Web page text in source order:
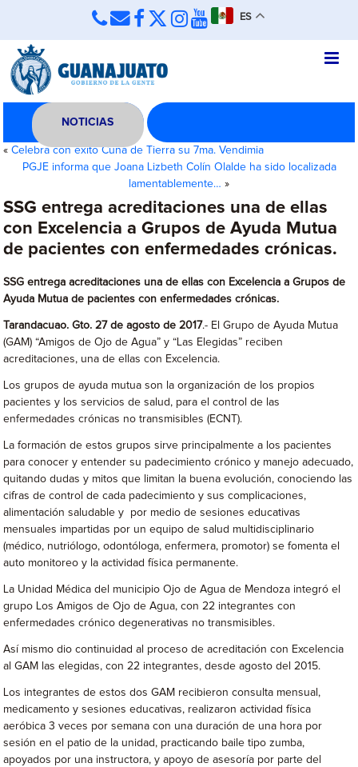
ES
NOTICIAS
«Celebra con éxito Cuna de Tierra su 7ma. Vendimia
PGJE informa que Joana Lizbeth Colín Olalde ha sido localizada
lamentablemente… »
SSG entrega acreditaciones una de ellas
con Excelencia a Grupos de Ayuda Mutua
de pacientes con enfermedades crónicas.
SSG entrega acreditaciones una de ellas con Excelencia a Grupos de
Ayuda Mutua de pacientes con enfermedades crónicas.
Tarandacuao. Gto. 27 de agosto de 2017.- El Grupo de Ayuda Mutua
(GAM) “Amigos de Ojo de Agua” y “Las Elegidas” reciben
acreditaciones, una de ellas con Excelencia.
Los grupos de ayuda mutua son la organización de los propios
pacientes y los servicios de salud, para el control de las
enfermedades crónicas no transmisibles (ECNT).
La formación de estos grupos sirve principalmente a los pacientes
para conocer y entender su padecimiento crónico y manejo adecuado,
quitando dudas y mitos que limitan la buena evolución, conociendo las
cifras de control de cada padecimiento y sus complicaciones,
alimentación saludable y por medio de sesiones educativas
mensuales impartidas por un equipo de salud multidisciplinario
(médico, nutriólogo, odontóloga, enfermera, promotor) se fomenta el
auto monitoreo y la actividad física permanente.
La Unidad Médica del municipio Ojo de Agua de Mendoza integró el
grupo Los Amigos de Ojo de Agua, con 22 integrantes con
enfermedades crónico degenerativas no transmisibles.
Así mismo dio continuidad al proceso de acreditación con Excelencia
al GAM las elegidas, con 22 integrantes, desde agosto del 2015.
Los integrantes de estos dos GAM recibieron consulta mensual,
medicamento y sesiones educativas, realizaron actividad física
aeróbica 3 veces por semana con una duración de una hora por
sesión en el patio de la unidad, practicando baile tipo zumba,
apoyados por una instructora, y apoyo de asesoría por parte del